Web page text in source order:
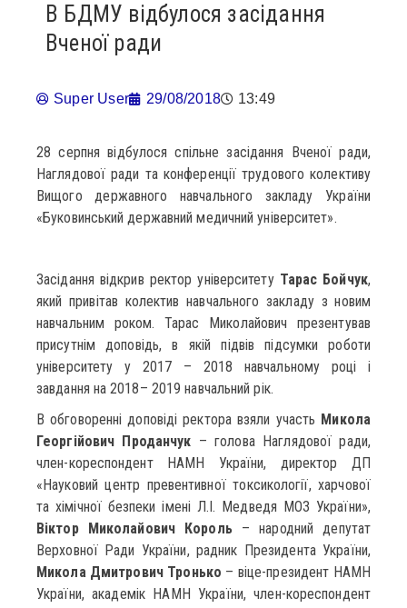
В БДМУ відбулося засідання
Вченої ради
Super User 29/08/2018 13:49
28 серпня відбулося спільне засідання Вченої ради,
Наглядової ради та конференції трудового колективу
Вищого державного навчального закладу України
«Буковинський державний медичний університет».
Засідання відкрив ректор університету Тарас Бойчук,
який привітав колектив навчального закладу з новим
навчальним роком. Тарас Миколайович презентував
присутнім доповідь, в якій підвів підсумки роботи
університету у 2017 – 2018 навчальному році і
завдання на 2018– 2019 навчальний рік.
В обговоренні доповіді ректора взяли участь Микола
Георгійович Проданчук – голова Наглядової ради,
член-кореспондент НАМН України, директор ДП
«Науковий центр превентивної токсикології, харчової
та хімічної безпеки імені Л.І. Медведя МОЗ України»,
Віктор Миколайович Король– народний депутат
Верховної Ради України, радник Президента України,
Микола Дмитрович Тронько – віце-президент НАМН
України, академік НАМН України, член-кореспондент